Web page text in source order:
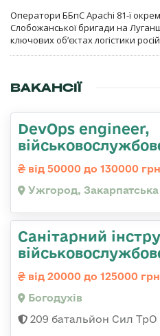
Оператори ББпС Apachi 81-ї
Слобожанської бригади на
ключових об’єктах логістики
ВАКАНСІЇ
DevOps engineer,
від 50000 до 130000 грн
Ужгород, Закарпатська
Санітарний
від 20000 до 125000 грн
Богодухів
209 батальйон Сил ТрО